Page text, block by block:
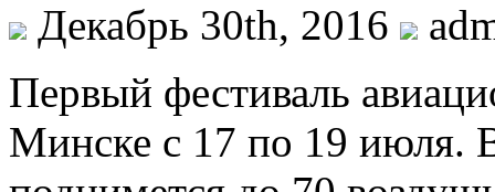
Декабрь 30th, 2016
Пeрвый фестиваль
Минске с 17 по 19 июля.